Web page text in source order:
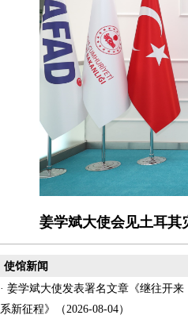
· 姜学斌大使发表署名文章《继往开
系新征程》（2026-08-04）
姜学斌大使会见土耳其
使馆新闻